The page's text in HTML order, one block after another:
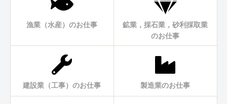
漁業（水産）のお仕事
鉱業，採石業，砂利採取業
のお仕事
建設業（工事）のお仕事 製造業のお仕事